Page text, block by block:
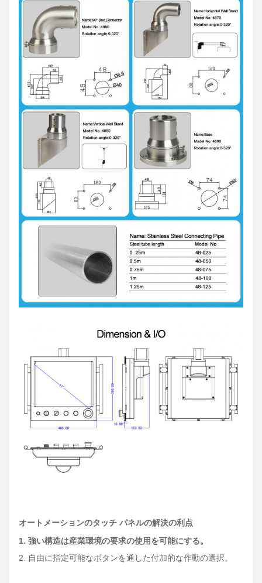
オートメーションのタッチ パネルの解決の利点
1. 強い構造は産業環境の要求の使用を可能にする。
2. 自由に指定可能なボタンを通した付加的な作動の選択。